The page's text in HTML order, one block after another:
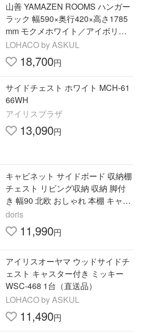
山善 YAMAZEN ROOMS ハンガー
ラック 幅590×奥行420×高さ1785
mm モクメホワイト／アイボリー
RSH-W(GWH/IV) 1台（直送品）
LOHACO by ASKUL
18,700円
サイドチェスト ホワイト MCH-61
66WH
アイリスプラザ
13,090円
キャビネット サイドボード 収納棚
チェスト リビング収納 収納 脚付
き 幅90 北欧 おしゃれ 本棚 キャビ
ネットヴェコニー90 ドリス
doris
11,990円
アイリスオーヤマ ウッドサイドチ
ェスト キャスター付き ミッキー
WSC-468 1台（直送品）
LOHACO by ASKUL
11,490円